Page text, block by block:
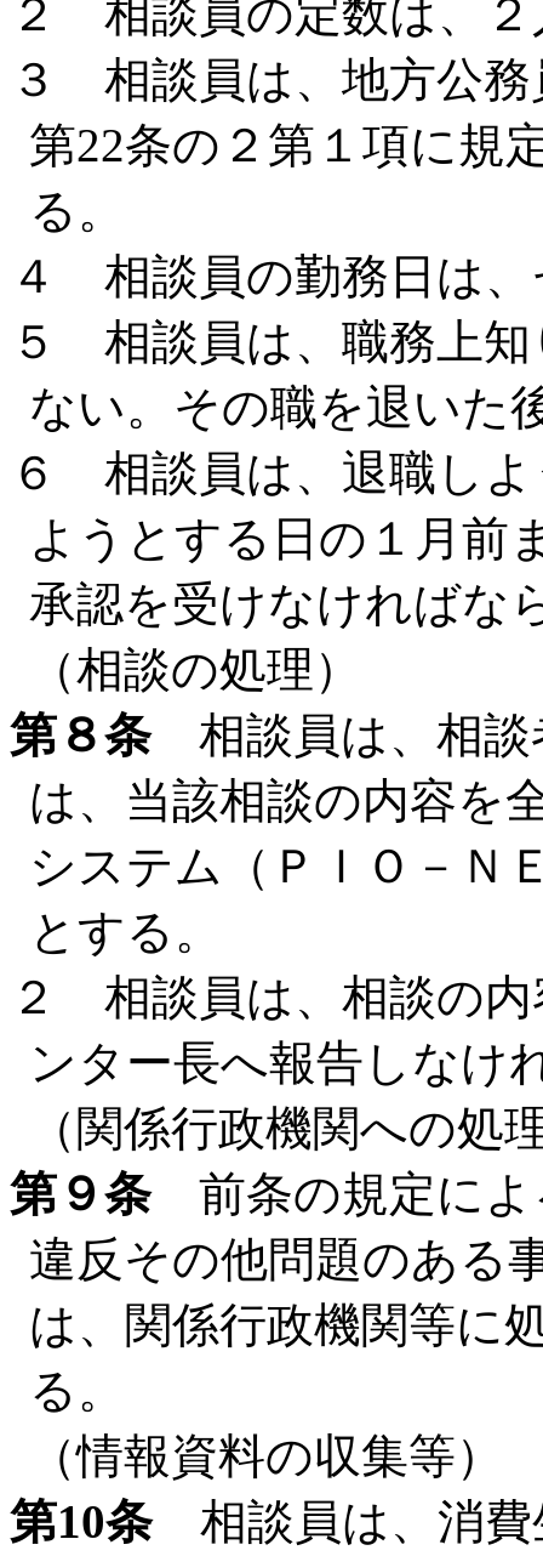
２ 相談員の定数は、２
３ 相談員は、地方公務
第22条の２第１項に規
る。
４ 相談員の勤務日は
５ 相談員は、職務上
ない。その職を退いた
６ 相談員は、退職し
ようとする日の１月前
承認を受けなければな
（相談の処理）
第８条相談員は、相談
は、当該相談の内容を
システム（ＰＩＯ－Ｎ
とする。
２ 相談員は、相談の内
ンター長へ報告しなけ
（関係行政機関への処
第９条前条の規定によ
違反その他問題のある
は、関係行政機関等に
る。
（情報資料の収集等）
第10条相談員は、消費